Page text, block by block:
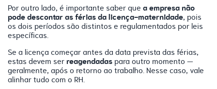
Por outro lado, é importante saber quea empresa não
pode descontar as férias da licença-maternidade, pois
os dois períodos são distintos e regulamentados por leis
específicas.
Se a licença começar antes da data prevista das férias,
estas devem serreagendadaspara outro momento —
geralmente, após o retorno ao trabalho. Nesse caso, vale
alinhar tudo com o RH.